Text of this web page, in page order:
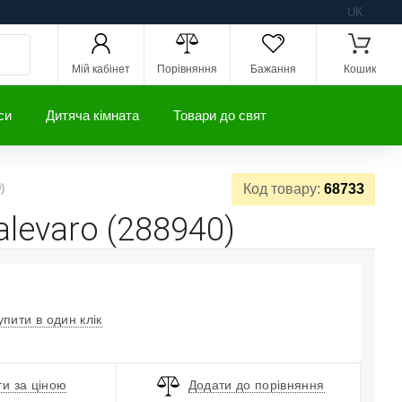
UK
Мій кабінет Порівняння Бажання Кошик
Дитяча кімната Товари до свят
Код товару: 68733
(288940)
в один клік
за ціною Додати до порівняння